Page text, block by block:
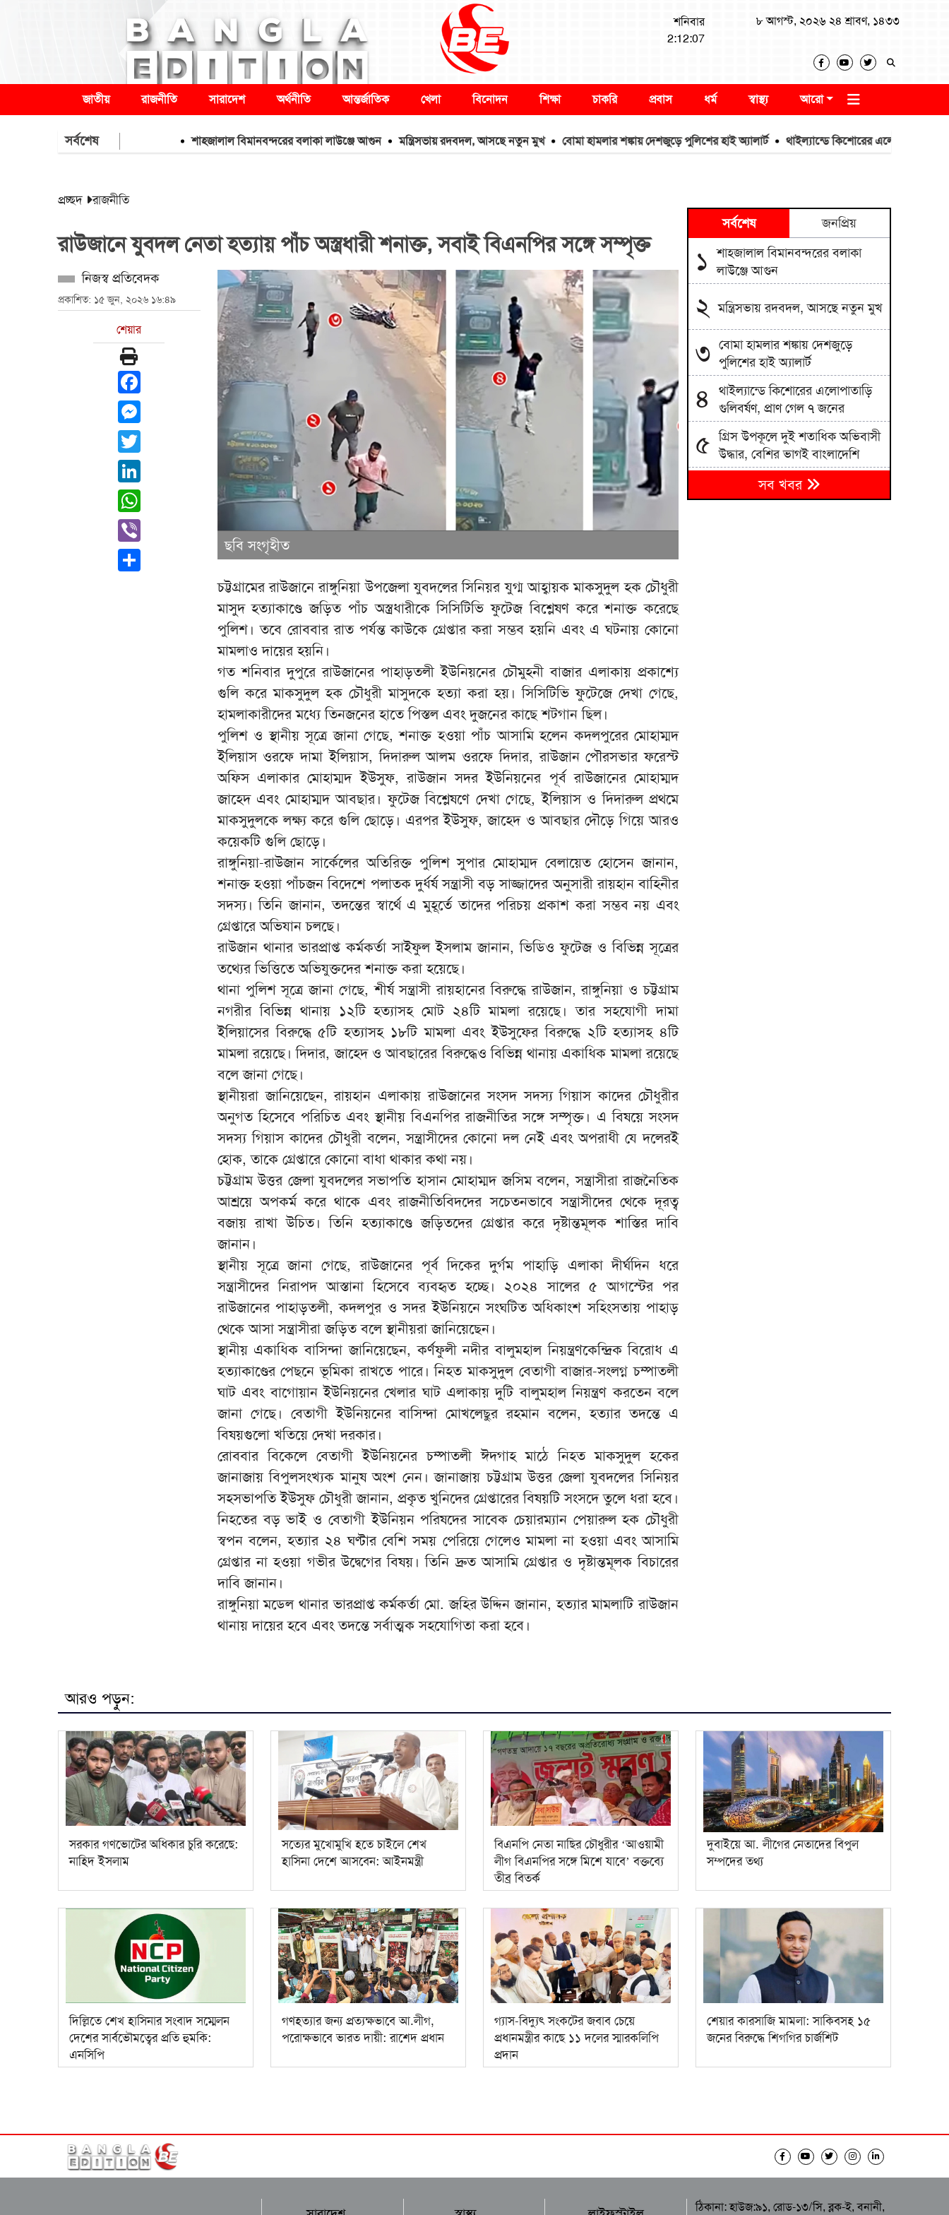
শনিবার
2:12:08
৮ আগস্ট, ২০২৬ ২৪ শ্রাবণ, ১৪৩৩
জাতীয় রাজনীতি সারাদেশ অর্থনীতি আন্তর্জাতিক খেলা বিনোদন শিক্ষা চাকরি প্রবাস ধর্ম স্বাস্থ্য আরো
সর্বশেষ শাহজালাল বিমানবন্দরের বলাকা লাউঞ্জে আগুন মন্ত্রিসভায় রদবদল, আসছে নতুন মুখ বোমা হামলার শঙ্কায় দেশজুড়ে পুলিশের হাই অ্যালার্ট থাইল্যান্ডে কিশোরের এলোপাতাড়ি গুলিবর্ষণ, প্রাণ
প্রচ্ছদ রাজনীতি
রাউজানে যুবদল নেতা হত্যায় পাঁচ অস্ত্রধারী শনাক্ত, সবাই বিএনপির সঙ্গে সম্পৃক্ত
নিজস্ব প্রতিবেদক
প্রকাশিত: ১৫ জুন, ২০২৬ ১৬:৪৯
শেয়ার
Facebook
Messenger
Twitter
LinkedIn
WhatsApp
Viber
Share
ছবি সংগৃহীত
চট্টগ্রামের রাউজানে রাঙ্গুনিয়া উপজেলা যুবদলের সিনিয়র যুগ্ম আহ্বায়ক মাকসুদুল হক চৌধুরী
মাসুদ হত্যাকাণ্ডে জড়িত পাঁচ অস্ত্রধারীকে সিসিটিভি ফুটেজ বিশ্লেষণ করে শনাক্ত করেছে
পুলিশ। তবে রোববার রাত পর্যন্ত কাউকে গ্রেপ্তার করা সম্ভব হয়নি এবং এ ঘটনায় কোনো
মামলাও দায়ের হয়নি।
গত শনিবার দুপুরে রাউজানের পাহাড়তলী ইউনিয়নের চৌমুহনী বাজার এলাকায় প্রকাশ্যে
গুলি করে মাকসুদুল হক চৌধুরী মাসুদকে হত্যা করা হয়। সিসিটিভি ফুটেজে দেখা গেছে,
হামলাকারীদের মধ্যে তিনজনের হাতে পিস্তল এবং দুজনের কাছে শটগান ছিল।
পুলিশ ও স্থানীয় সূত্রে জানা গেছে, শনাক্ত হওয়া পাঁচ আসামি হলেন কদলপুরের মোহাম্মদ
ইলিয়াস ওরফে দামা ইলিয়াস, দিদারুল আলম ওরফে দিদার, রাউজান পৌরসভার ফরেস্ট
অফিস এলাকার মোহাম্মদ ইউসুফ, রাউজান সদর ইউনিয়নের পূর্ব রাউজানের মোহাম্মদ
জাহেদ এবং মোহাম্মদ আবছার। ফুটেজ বিশ্লেষণে দেখা গেছে, ইলিয়াস ও দিদারুল প্রথমে
মাকসুদুলকে লক্ষ্য করে গুলি ছোড়ে। এরপর ইউসুফ, জাহেদ ও আবছার দৌড়ে গিয়ে আরও
কয়েকটি গুলি ছোড়ে।
রাঙ্গুনিয়া-রাউজান সার্কেলের অতিরিক্ত পুলিশ সুপার মোহাম্মদ বেলায়েত হোসেন জানান,
শনাক্ত হওয়া পাঁচজন বিদেশে পলাতক দুর্ধর্ষ সন্ত্রাসী বড় সাজ্জাদের অনুসারী রায়হান বাহিনীর
সদস্য। তিনি জানান, তদন্তের স্বার্থে এ মুহূর্তে তাদের পরিচয় প্রকাশ করা সম্ভব নয় এবং
গ্রেপ্তারে অভিযান চলছে।
রাউজান থানার ভারপ্রাপ্ত কর্মকর্তা সাইফুল ইসলাম জানান, ভিডিও ফুটেজ ও বিভিন্ন সূত্রের
তথ্যের ভিত্তিতে অভিযুক্তদের শনাক্ত করা হয়েছে।
থানা পুলিশ সূত্রে জানা গেছে, শীর্ষ সন্ত্রাসী রায়হানের বিরুদ্ধে রাউজান, রাঙ্গুনিয়া ও চট্টগ্রাম
নগরীর বিভিন্ন থানায় ১২টি হত্যাসহ মোট ২৪টি মামলা রয়েছে। তার সহযোগী দামা
ইলিয়াসের বিরুদ্ধে ৫টি হত্যাসহ ১৮টি মামলা এবং ইউসুফের বিরুদ্ধে ২টি হত্যাসহ ৪টি
মামলা রয়েছে। দিদার, জাহেদ ও আবছারের বিরুদ্ধেও বিভিন্ন থানায় একাধিক মামলা রয়েছে
বলে জানা গেছে।
স্থানীয়রা জানিয়েছেন, রায়হান এলাকায় রাউজানের সংসদ সদস্য গিয়াস কাদের চৌধুরীর
অনুগত হিসেবে পরিচিত এবং স্থানীয় বিএনপির রাজনীতির সঙ্গে সম্পৃক্ত। এ বিষয়ে সংসদ
সদস্য গিয়াস কাদের চৌধুরী বলেন, সন্ত্রাসীদের কোনো দল নেই এবং অপরাধী যে দলেরই
হোক, তাকে গ্রেপ্তারে কোনো বাধা থাকার কথা নয়।
চট্টগ্রাম উত্তর জেলা যুবদলের সভাপতি হাসান মোহাম্মদ জসিম বলেন, সন্ত্রাসীরা রাজনৈতিক
আশ্রয়ে অপকর্ম করে থাকে এবং রাজনীতিবিদদের সচেতনভাবে সন্ত্রাসীদের থেকে দূরত্ব
বজায় রাখা উচিত। তিনি হত্যাকাণ্ডে জড়িতদের গ্রেপ্তার করে দৃষ্টান্তমূলক শাস্তির দাবি
জানান।
স্থানীয় সূত্রে জানা গেছে, রাউজানের পূর্ব দিকের দুর্গম পাহাড়ি এলাকা দীর্ঘদিন ধরে
সন্ত্রাসীদের নিরাপদ আস্তানা হিসেবে ব্যবহৃত হচ্ছে। ২০২৪ সালের ৫ আগস্টের পর
রাউজানের পাহাড়তলী, কদলপুর ও সদর ইউনিয়নে সংঘটিত অধিকাংশ সহিংসতায় পাহাড়
থেকে আসা সন্ত্রাসীরা জড়িত বলে স্থানীয়রা জানিয়েছেন।
স্থানীয় একাধিক বাসিন্দা জানিয়েছেন, কর্ণফুলী নদীর বালুমহাল নিয়ন্ত্রণকেন্দ্রিক বিরোধ এ
হত্যাকাণ্ডের পেছনে ভূমিকা রাখতে পারে। নিহত মাকসুদুল বেতাগী বাজার-সংলগ্ন চম্পাতলী
ঘাট এবং বাগোয়ান ইউনিয়নের খেলার ঘাট এলাকায় দুটি বালুমহাল নিয়ন্ত্রণ করতেন বলে
জানা গেছে। বেতাগী ইউনিয়নের বাসিন্দা মোখলেছুর রহমান বলেন, হত্যার তদন্তে এ
বিষয়গুলো খতিয়ে দেখা দরকার।
রোববার বিকেলে বেতাগী ইউনিয়নের চম্পাতলী ঈদগাহ মাঠে নিহত মাকসুদুল হকের
জানাজায় বিপুলসংখ্যক মানুষ অংশ নেন। জানাজায় চট্টগ্রাম উত্তর জেলা যুবদলের সিনিয়র
সহসভাপতি ইউসুফ চৌধুরী জানান, প্রকৃত খুনিদের গ্রেপ্তারের বিষয়টি সংসদে তুলে ধরা হবে।
নিহতের বড় ভাই ও বেতাগী ইউনিয়ন পরিষদের সাবেক চেয়ারম্যান পেয়ারুল হক চৌধুরী
স্বপন বলেন, হত্যার ২৪ ঘণ্টার বেশি সময় পেরিয়ে গেলেও মামলা না হওয়া এবং আসামি
গ্রেপ্তার না হওয়া গভীর উদ্বেগের বিষয়। তিনি দ্রুত আসামি গ্রেপ্তার ও দৃষ্টান্তমূলক বিচারের
দাবি জানান।
রাঙ্গুনিয়া মডেল থানার ভারপ্রাপ্ত কর্মকর্তা মো. জহির উদ্দিন জানান, হত্যার মামলাটি রাউজান
থানায় দায়ের হবে এবং তদন্তে সর্বাত্মক সহযোগিতা করা হবে।
সর্বশেষ জনপ্রিয়
১ শাহজালাল বিমানবন্দরের বলাকা
লাউঞ্জে আগুন
২ মন্ত্রিসভায় রদবদল, আসছে নতুন মুখ
৩ বোমা হামলার শঙ্কায় দেশজুড়ে
পুলিশের হাই অ্যালার্ট
৪
থাইল্যান্ডে কিশোরের এলোপাতাড়ি
গুলিবর্ষণ, প্রাণ গেল ৭ জনের
৫ গ্রিস উপকূলে দুই শতাধিক অভিবাসী
উদ্ধার, বেশির ভাগই বাংলাদেশি
৬
নেতাকর্মীদের পাশে বসেই বক্তব্য
শুনলেন শিক্ষামন্ত্রী
সব খবর
আরও পড়ুন:
সরকার গণভোটের অধিকার চুরি করেছে:
নাহিদ ইসলাম
সত্যের মুখোমুখি হতে চাইলে শেখ
হাসিনা দেশে আসবেন: আইনমন্ত্রী
বিএনপি নেতা নাছির চৌধুরীর ‘আওয়ামী
লীগ বিএনপির সঙ্গে মিশে যাবে’ বক্তব্যে
তীব্র বিতর্ক
দুবাইয়ে আ. লীগের নেতাদের বিপুল
সম্পদের তথ্য
দিল্লিতে শেখ হাসিনার সংবাদ সম্মেলন
দেশের সার্বভৌমত্বের প্রতি হুমকি:
এনসিপি
গণহত্যার জন্য প্রত্যক্ষভাবে আ.লীগ,
পরোক্ষভাবে ভারত দায়ী: রাশেদ প্রধান
গ্যাস-বিদ্যুৎ সংকটের জবাব চেয়ে
প্রধানমন্ত্রীর কাছে ১১ দলের স্মারকলিপি
প্রদান
শেয়ার কারসাজি মামলা: সাকিবসহ ১৫
জনের বিরুদ্ধে শিগগির চার্জশিট
ঠিকানা: হাউজ:৯১, রোড-১৩/সি, ব্লক-ই, বনানী,